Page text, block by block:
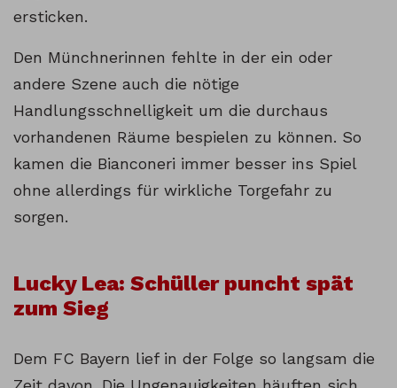
ersticken.
Den Münchnerinnen fehlte in der ein oder
andere Szene auch die nötige
Handlungsschnelligkeit um die durchaus
vorhandenen Räume bespielen zu können. So
kamen die Bianconeri immer besser ins Spiel
ohne allerdings für wirkliche Torgefahr zu
sorgen.
Lucky Lea: Schüller puncht spät
zum Sieg
Dem FC Bayern lief in der Folge so langsam die